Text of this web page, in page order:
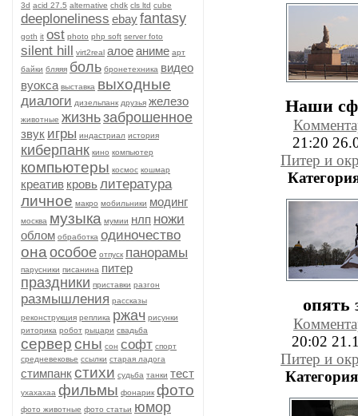
3d acid 27.5 alternative chdk cls ltd cube
deeploneliness ebayfantasy
goth it ost photo php soft server foto
silent hill virt2real алоеаниме арт
байки бляяя боль бронетехника видео
вуокса выставка выходные
диалоги дизельпанк друзья железо
животные жизньзаброшенное
звук игры индастриал история
киберпанк кино компьютер
компьютеры космос кошмар
креатив кровьлитература
личное макро мобильники модинг
москва музыка мумии нлп ножи
облом обработка одиночество
она особое отпуск панорамы
парусники писанина питер
праздники приставки разгон
размышления рассказы
реконструкция реплика ржач рисунки
риторика робот рыцари свадьба
серверсны сон софт спорт
средневековье ссылки старая ладога
стимпанкстихи судьба танки тест
ухахахаа фильмы фонарик фото
фото животные фото статьи юмор
Наши
21:20
Питер и
опять
20:02
Питер и